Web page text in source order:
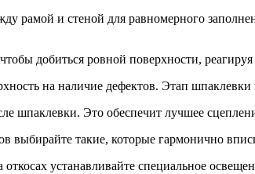
рамой и стеной для равномерного
добиться ровной поверхности,
на наличие дефектов. Этап
шпаклевки. Это обеспечит лучшее
выбирайте такие, которые гармонично
устанавливайте специальное